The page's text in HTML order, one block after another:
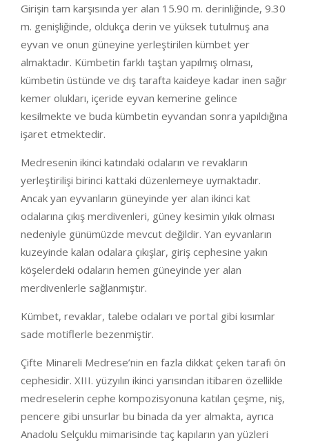
Girişin tam karşısında yer alan 15.90 m. derinliğinde, 9.30
m. genişliğinde, oldukça derin ve yüksek tutulmuş ana
eyvan ve onun güneyine yerleştirilen kümbet yer
almaktadır. Kümbetin farklı taştan yapılmış olması,
kümbetin üstünde ve dış tarafta kaideye kadar inen sağır
kemer olukları, içeride eyvan kemerine gelince
kesilmekte ve buda kümbetin eyvandan sonra yapıldığına
işaret etmektedir.
Medresenin ikinci katındaki odaların ve revakların
yerleştirilişi birinci kattaki düzenlemeye uymaktadır.
Ancak yan eyvanların güneyinde yer alan ikinci kat
odalarına çıkış merdivenleri, güney kesimin yıkık olması
nedeniyle günümüzde mevcut değildir. Yan eyvanların
kuzeyinde kalan odalara çıkışlar, giriş cephesine yakın
köşelerdeki odaların hemen güneyinde yer alan
merdivenlerle sağlanmıştır.
Kümbet, revaklar, talebe odaları ve portal gibi kısımlar
sade motiflerle bezenmiştir.
Çifte Minareli Medrese’nin en fazla dikkat çeken tarafı ön
cephesidir. XIII. yüzyılın ikinci yarısından itibaren özellikle
medreselerin cephe kompozisyonuna katılan çeşme, niş,
pencere gibi unsurlar bu binada da yer almakta, ayrıca
Anadolu Selçuklu mimarisinde taç kapıların yan yüzleri